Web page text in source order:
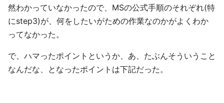
然わかっていなかったので、MSの公式手順のそれぞれ(特
にstep3)が、何をしたいがための作業なのかがよくわか
ってなかった。
で、ハマったポイントというか、あ、たぶんそういうこと
なんだな、となったポイントは下記だった。